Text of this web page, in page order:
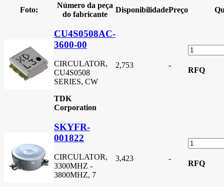
Foto:
Número da peça
do fabricante
DisponibilidadePreço
CU4S0508AC-
3600-00
CIRCULATOR,
CU4S0508
SERIES, CW
TDK
Corporation
2,753 -
RFQ
SKYFR-
001822
CIRCULATOR,
3300MHZ -
3800MHZ, 7
3,423 -
RFQ